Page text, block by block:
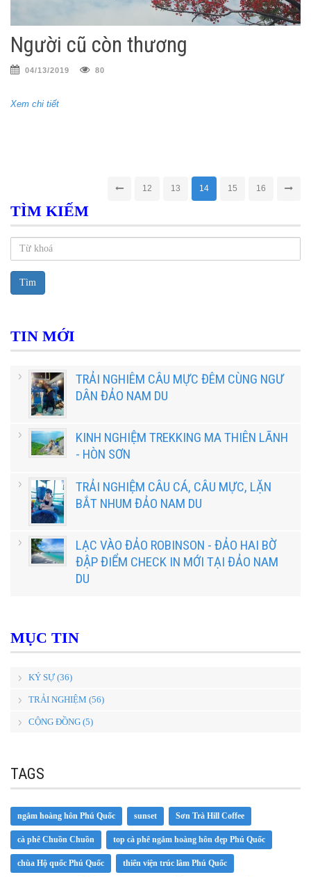
Người cũ còn thương
04/13/2019 80
Xem chi tiết
12 13 14 15 16
TÌM KIẾM
Tìm
TIN MỚI
TRẢI NGHIÊM CÂU MỰC ĐÊM CÙNG NGƯ
DÂN ĐẢO NAM DU
KINH NGHIỆM TREKKING MA THIÊN LÃNH
- HÒN SƠN
TRẢI NGHIỆM CÂU CÁ, CÂU MỰC, LẶN
BẮT NHUM ĐẢO NAM DU
LẠC VÀO ĐẢO ROBINSON - ĐẢO HAI BỜ
ĐẬP ĐIỂM CHECK IN MỚI TẠI ĐẢO NAM
DU
MỤC TIN
KÝ SỰ (36)
TRẢI NGHIỆM (56)
CỘNG ĐỒNG (5)
TAGS
ngắm hoàng hôn Phú Quốc sunset Sơn Trà Hill Coffee
cà phê Chuồn Chuồn top cà phê ngắm hoàng hôn đẹp Phú Quốc
chùa Hộ quốc Phú Quốc thiển viện trúc lâm Phú Quốc